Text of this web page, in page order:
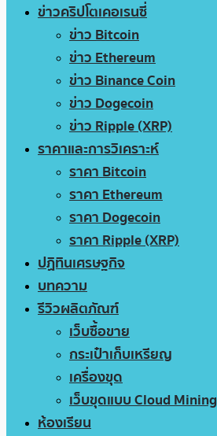
ข่าวคริปโตเคอเรนซี่
ข่าว Bitcoin
ข่าว Ethereum
ข่าว Binance Coin
ข่าว Dogecoin
ข่าว Ripple (XRP)
ราคาและการวิเคราะห์
ราคา Bitcoin
ราคา Ethereum
ราคา Dogecoin
ราคา Ripple (XRP)
ปฏิทินเศรษฐกิจ
บทความ
รีวิวผลิตภัณฑ์
เว็บซื้อขาย
กระเป๋าเก็บเหรียญ
เครื่องขุด
เว็บขุดแบบ Cloud Mining
ห้องเรียน